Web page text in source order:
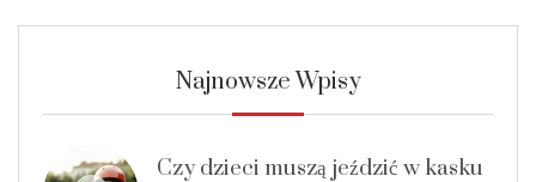
Najnowsze Wpisy
Czy dzieci muszą jeździć w kasku